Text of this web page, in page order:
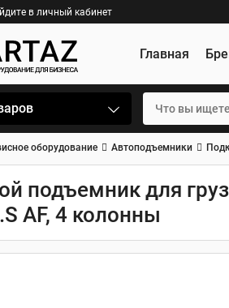
в личный кабинет
Главная
оборудование Автоподъемники
подъемник для
AF, 4 колонны